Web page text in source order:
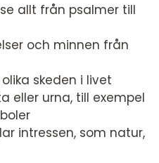
allt från psalmer till
och minnen från
skeden i livet
eller urna, till exempel
intressen, som natur,